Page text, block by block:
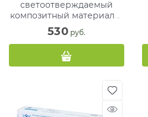
светоотверждаемый
композитный материал (1
х 4,5г)
530 руб.